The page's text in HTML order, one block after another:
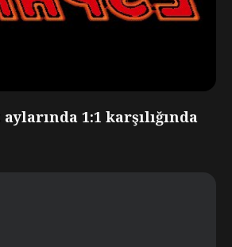
1:1 karşılığında